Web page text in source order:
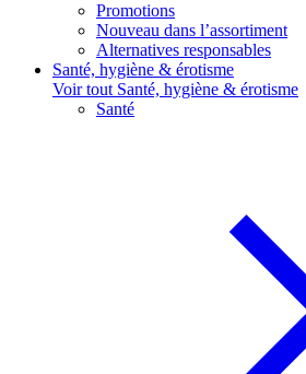
Promotions
Nouveau dans l’assortiment
Alternatives responsables
Santé, hygiène & érotisme
Voir tout Santé, hygiène & érotisme
Santé